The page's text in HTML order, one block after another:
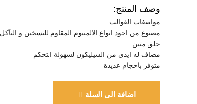
وصف المنتج:
مواصفات القوالب
مصنوع من اجود انواع الالمنيوم المقاوم للتسخين و التآكل
حلق متين
مضاف له ايدي من السيليكون لسهولة التحكم
متوفر باحجام عديدة
اضافة الى السلة